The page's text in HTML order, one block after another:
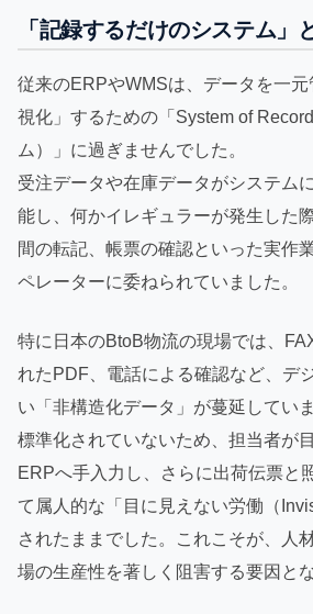
「記録するだけのシステム」
従来のERPやWMSは、データを一
視化」するための「System of
ム）」に過ぎませんでした。
受注データや在庫データがシステム
能し、何かイレギュラーが発生した
間の転記、帳票の確認といった実作
ペレーターに委ねられていました。
特に日本のBtoB物流の現場では、
れたPDF、電話による確認など、デ
い「非構造化データ」が蔓延してい
標準化されていないため、担当者が
ERPへ手入力し、さらに出荷伝票と
て属人的な「目に見えない労働（
されたままでした。これこそが、人
場の生産性を著しく阻害する要因と